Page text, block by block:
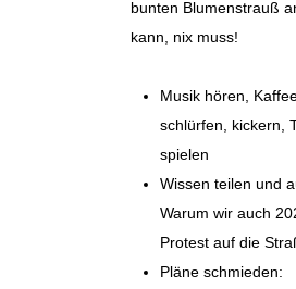
bunten Blumenstrauß
kann, nix muss!
Musik hören,
schlürfen, kickern,
spielen
Wissen teilen und
Warum wir auch
Protest auf die
Pläne schmieden: